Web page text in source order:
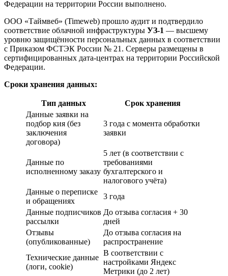
Федерации на территории России выполнено.
ООО «Таймвеб» (Timeweb) прошло аудит и подтвердило
соответствие облачной инфраструктуры УЗ-1 — высшему
уровню защищённости персональных данных в соответствии
с Приказом ФСТЭК России № 21. Серверы размещены в
сертифицированных дата-центрах на территории Российской
Федерации.
Сроки хранения данных:
Тип данных
Срок хранения
Данные заявки на
подбор кия (без
заключения
договора)
3 года с момента обработки
заявки
Данные по
исполненному заказу
5 лет (в соответствии с
требованиями
бухгалтерского и
налогового учёта)
Данные о переписке
и обращениях
3 года
Данные подписчиков
рассылки
До отзыва согласия + 30
дней
Отзывы
(опубликованные)
До отзыва согласия на
распространение
Технические данные
(логи, cookie)
В соответствии с
настройками Яндекс
Метрики (до 2 лет)